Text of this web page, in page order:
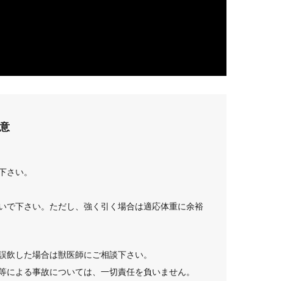
さい。
で下さい。ただし、強く引く場合は適応体重に余裕
した場合は獣医師にご相談下さい。
よる事故については、一切責任を負いません。